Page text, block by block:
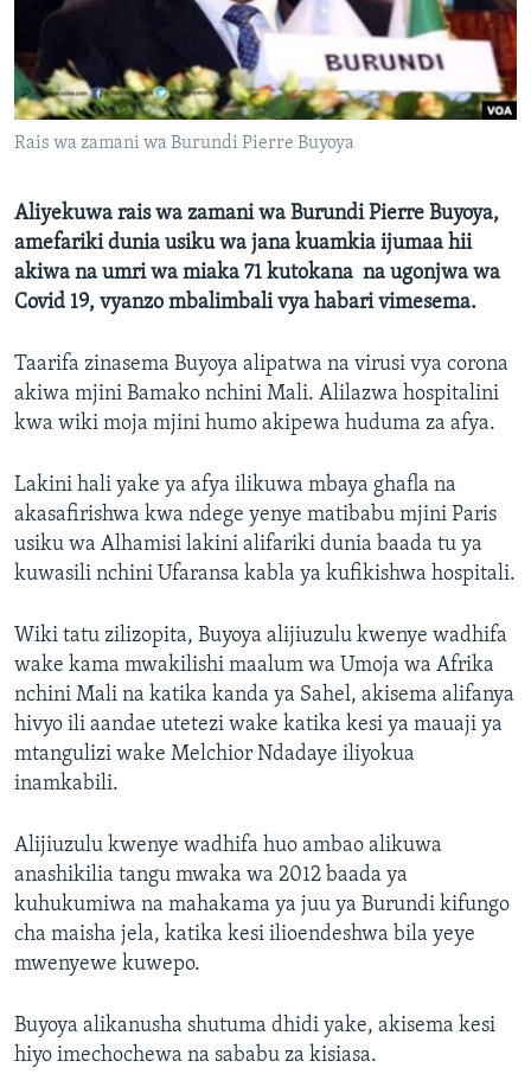
Rais wa zamani wa Burundi Pierre Buyoya
Aliyekuwa rais wa zamani wa Burundi Pierre Buyoya,
amefariki dunia usiku wa jana kuamkia ijumaa hii
akiwa na umri wa miaka 71 kutokana na ugonjwa wa
Covid 19, vyanzo mbalimbali vya habari vimesema.
Taarifa zinasema Buyoya alipatwa na virusi vya corona
akiwa mjini Bamako nchini Mali. Alilazwa hospitalini
kwa wiki moja mjini humo akipewa huduma za afya.
Lakini hali yake ya afya ilikuwa mbaya ghafla na
akasafirishwa kwa ndege yenye matibabu mjini Paris
usiku wa Alhamisi lakini alifariki dunia baada tu ya
kuwasili nchini Ufaransa kabla ya kufikishwa hospitali.
Wiki tatu zilizopita, Buyoya alijiuzulu kwenye wadhifa
wake kama mwakilishi maalum wa Umoja wa Afrika
nchini Mali na katika kanda ya Sahel, akisema alifanya
hivyo ili aandae utetezi wake katika kesi ya mauaji ya
mtangulizi wake Melchior Ndadaye iliyokua
inamkabili.
Alijiuzulu kwenye wadhifa huo ambao alikuwa
anashikilia tangu mwaka wa 2012 baada ya
kuhukumiwa na mahakama ya juu ya Burundi kifungo
cha maisha jela, katika kesi ilioendeshwa bila yeye
mwenyewe kuwepo.
Buyoya alikanusha shutuma dhidi yake, akisema kesi
hiyo imechochewa na sababu za kisiasa.